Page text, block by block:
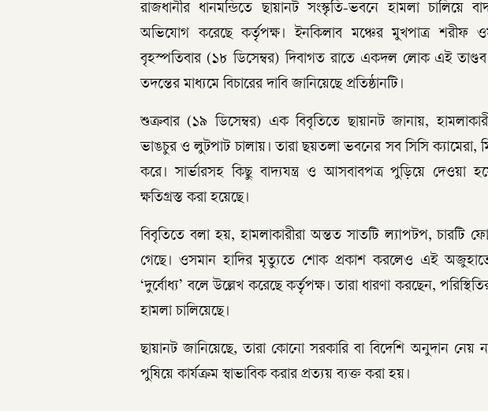
রাজধানীর ধানমন্ডিতে ছায়ানট সংস্কৃতি-ভবনে হামলা চালিয়ে
অভিযোগ করেছে কর্তৃপক্ষ। ইনকিলাব মঞ্চের মুখপাত্র শরীফ
বৃহস্পতিবার (১৮ ডিসেম্বর) দিবাগত রাতে একদল লোক এই
তদন্তের মাধ্যমে বিচারের দাবি জানিয়েছে প্রতিষ্ঠানটি।
শুক্রবার (১৯ ডিসেম্বর) এক বিবৃতিতে ছায়ানট জানায়,
ভাঙচুর ও লুটপাট চালায়। তারা ছয়তলা ভবনের সব সিসি
করে। সার্ভারসহ কিছু বাদ্যযন্ত্র ও আসবাবপত্র পুড়িয়ে দেওয়া
ক্ষতিগ্রস্ত করা হয়েছে।
বিবৃতিতে বলা হয়, হামলাকারীরা অন্তত সাতটি ল্যাপটপ, চারটি
গেছে। ওসমান হাদির মৃত্যুতে শোক প্রকাশ করলেও এই
‘দুর্বোধ্য’ বলে উল্লেখ করেছে কর্তৃপক্ষ। তারা ধারণা করছেন,
হামলা চালিয়েছে।
ছায়ানট জানিয়েছে, তারা কোনো সরকারি বা বিদেশি অনুদান নেয়
পুষিয়ে কার্যক্রম স্বাভাবিক করার প্রত্যয় ব্যক্ত করা হয়।